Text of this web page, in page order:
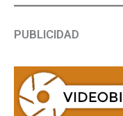
PUBLICIDAD